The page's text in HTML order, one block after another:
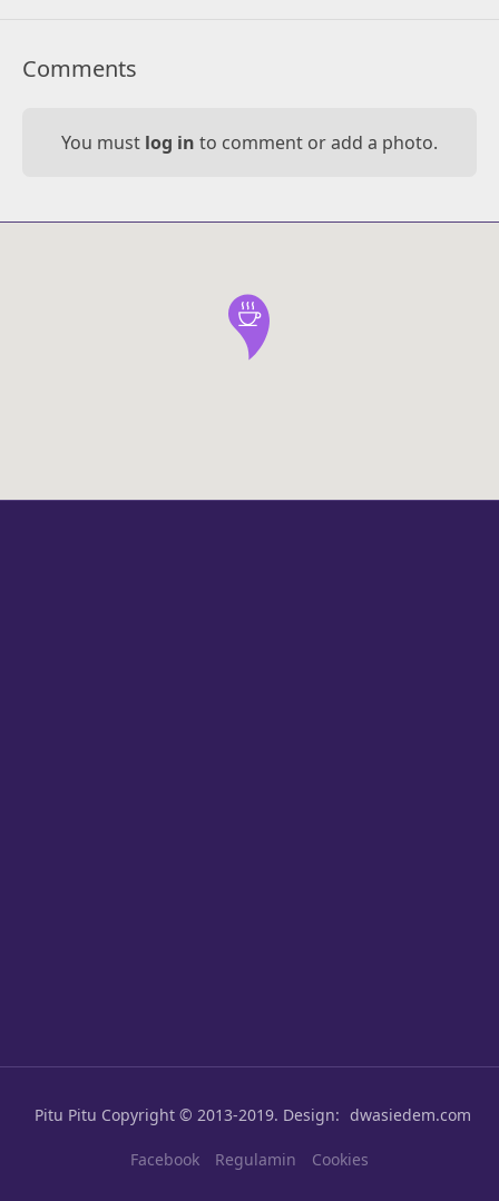
Comments
You must log in to comment or add a photo.
Pitu Pitu Copyright © 2013-2019. Design: dwasiedem.com
Facebook Regulamin Cookies